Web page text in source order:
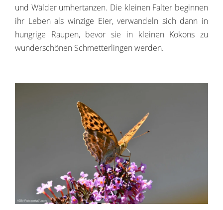
und Wälder umhertanzen. Die kleinen Falter beginnen
ihr Leben als winzige Eier, verwandeln sich dann in
hungrige Raupen, bevor sie in kleinen Kokons zu
wunderschönen Schmetterlingen werden.